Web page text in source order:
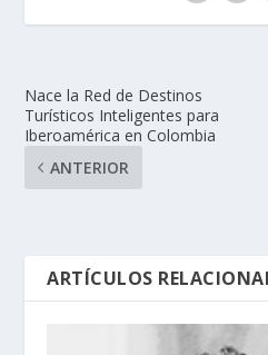
Nace la Red de Destinos
Turísticos Inteligentes para
Iberoamérica en Colombia
ANTERIOR
ARTÍCULOS